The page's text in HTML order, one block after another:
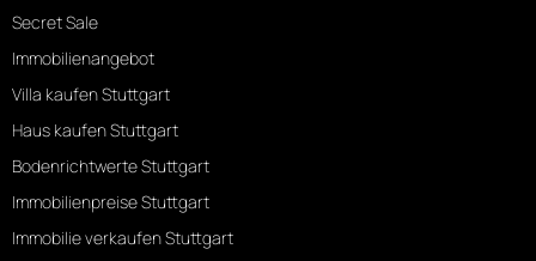
Secret Sale
Immobilienangebot
Villa kaufen Stuttgart
Haus kaufen Stuttgart
Bodenrichtwerte Stuttgart
Immobilienpreise Stuttgart
Immobilie verkaufen Stuttgart